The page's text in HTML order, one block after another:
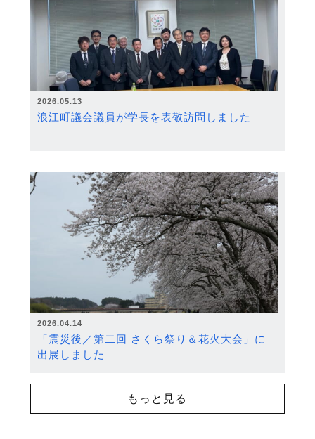
2026.05.13
浪江町議会議員が学長を表敬訪問しました
2026.04.14
「震災後／第二回 さくら祭り＆花火大会」に
出展しました
もっと見る